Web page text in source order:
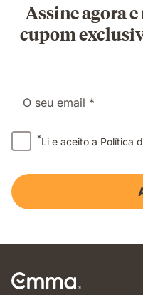
Assine agora
cupom
O seu email *
*Li e aceito a Política